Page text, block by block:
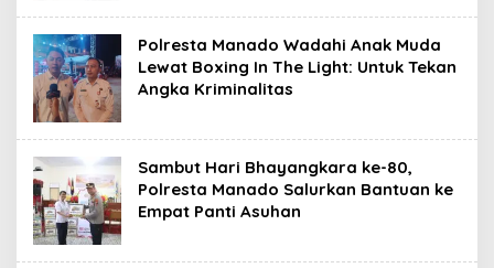
Polresta Manado Wadahi Anak Muda
Lewat Boxing In The Light: Untuk Tekan
Angka Kriminalitas
Sambut Hari Bhayangkara ke-80,
Polresta Manado Salurkan Bantuan ke
Empat Panti Asuhan